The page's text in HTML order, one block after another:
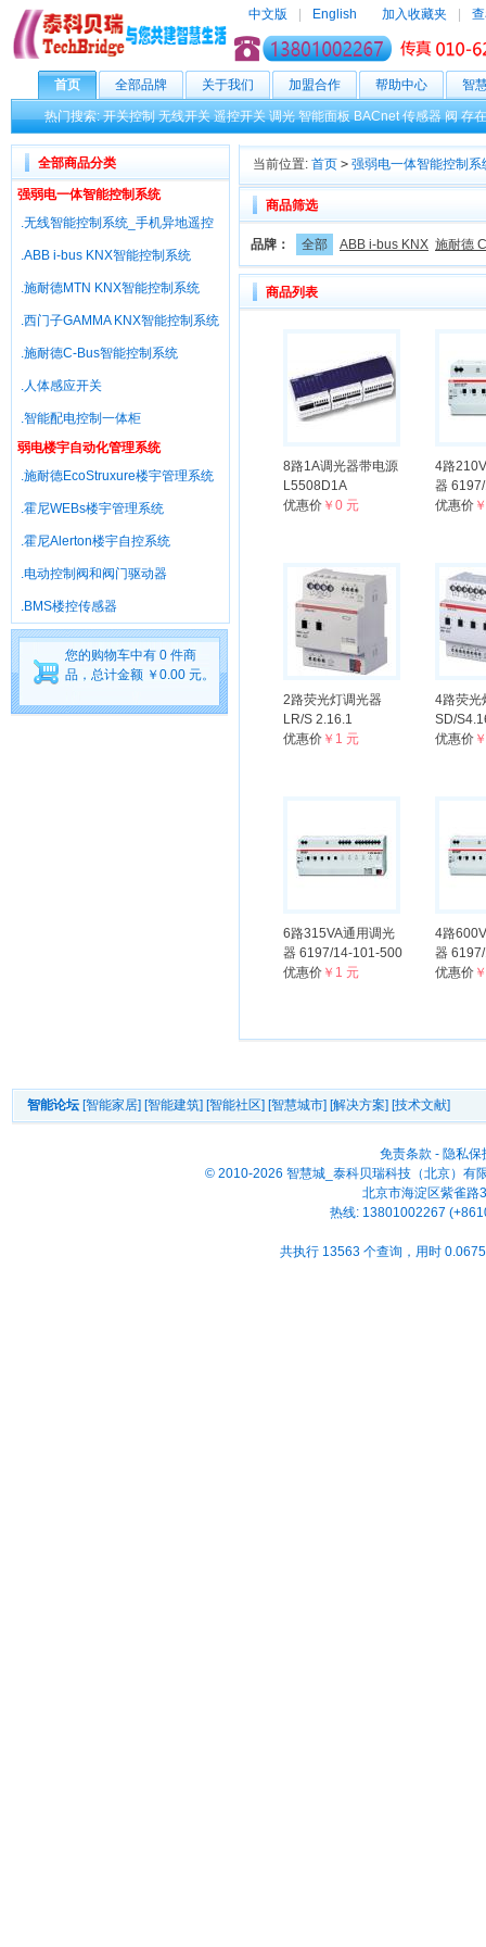
中文版 English 加入收藏夹
首页 全部品牌 关于我们 加盟合作 帮助中心 智
热门搜索:开关控制 无线开关 遥控开关 调光 智能面板 BACnet 传感器 阀 存
全部商品分类
强弱电一体智能控制系统
.无线智能控制系统_手机异地遥控
.ABB i-bus KNX智能控制系统
.施耐德MTN KNX智能控制系统
.西门子GAMMA KNX智能控制系统
.施耐德C-Bus智能控制系统
.人体感应开关
.智能配电控制一体柜
弱电楼宇自动化管理系统
.施耐德EcoStruxure楼宇管理系统
.霍尼WEBs楼宇管理系统
.霍尼Alerton楼宇自控系统
.电动控制阀和阀门驱动器
.BMS楼控传感器
您的购物车中有 0 件商
品，总计金额 ￥0.00 元。
当前位置: 首页 > 强弱电一体智能控制系
商品筛选
品牌： 全部 ABB i-bus KNX 施耐德
商品列表
8路1A调光器带电源
L5508D1A
优惠价 ￥0 元
4路
器
优惠价
2路荧光灯调光器
LR/S 2.16.1
优惠价 ￥1 元
4路荧光
SD/
优惠价
6路315VA通用调光
器 6197/14-101-500
优惠价 ￥1 元
4路
器
优惠价
智能论坛 [智能家居] [智能建筑] [智能社区] [智慧城市] [解决方案] [技术文献]
免责条款 - 隐私保
© 2010-2026 智慧城_泰科贝瑞科技（北京）有
北京市海淀区紫雀路
热线: 13801002267
共执行 13563 个查询，用时